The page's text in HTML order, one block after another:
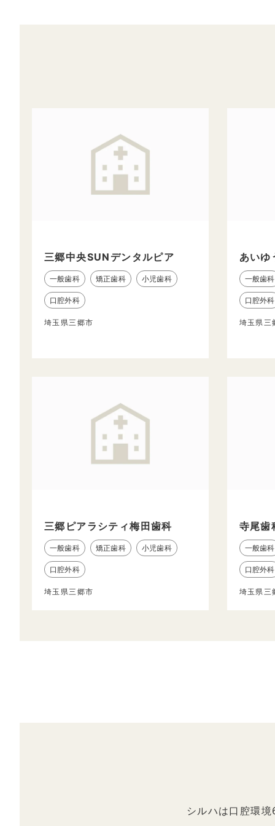
三郷中央SUNデンタルピア
一般歯科 矯正歯科 小児歯科
口腔外科
埼玉県三郷市
あいゆ
一般歯科
口腔外科
埼玉県三
三郷ピアラシティ梅田歯科
一般歯科 矯正歯科 小児歯科
口腔外科
埼玉県三郷市
寺尾歯
一般歯科
口腔外科
埼玉県三
シルハは口腔環